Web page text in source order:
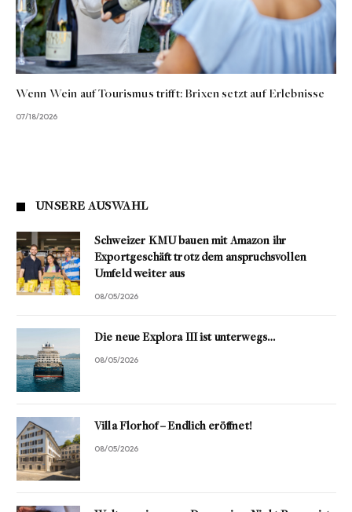
Wenn Wein auf Tourismus trifft: Brixen setzt auf Erlebnisse
07/18/2026
UNSERE AUSWAHL
Schweizer KMU bauen mit Amazon ihr
Exportgeschäft trotz dem anspruchsvollen
Umfeld weiter aus
08/05/2026
Die neue Explora III ist unterwegs…
08/05/2026
Villa Florhof – Endlich eröffnet!
08/05/2026